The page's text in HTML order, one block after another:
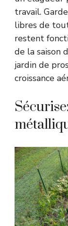
travail.
libres de
restent
de la saison
jardin de
croissance